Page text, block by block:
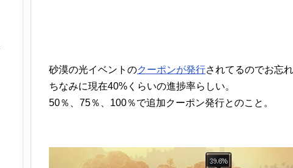
砂漠の光イベントのクーポンが発行されてるのでお忘
ちなみに現在40%くらいの進捗率らしい。
50％、75％、100％で追加クーポン発行とのこと。